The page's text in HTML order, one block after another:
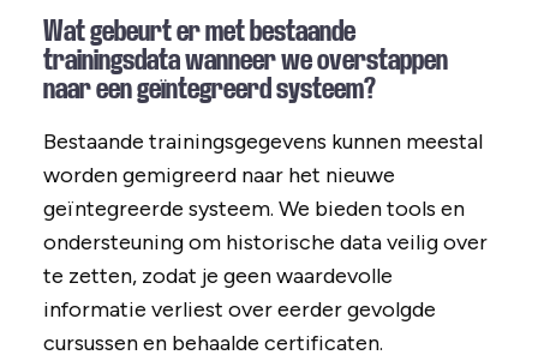
Wat gebeurt er met bestaande
trainingsdata wanneer we overstappen
naar een geïntegreerd systeem?
Bestaande trainingsgegevens kunnen meestal
worden gemigreerd naar het nieuwe
geïntegreerde systeem. We bieden tools en
ondersteuning om historische data veilig over
te zetten, zodat je geen waardevolle
informatie verliest over eerder gevolgde
cursussen en behaalde certificaten.